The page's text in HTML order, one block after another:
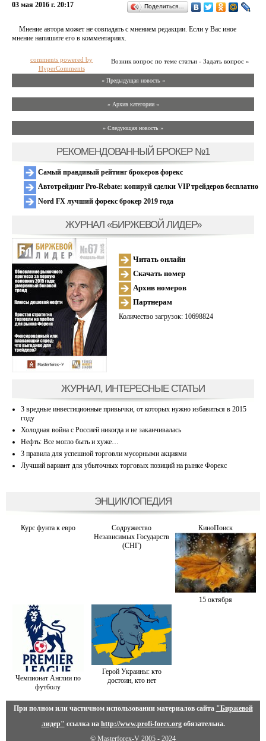
03 мая 2016 г. 20:17 Поделиться…
Мнение автора может не совпадать с мнением редакции. Если у Вас иное
мнение напишите его в комментариях.
Возник вопрос по теме статьи - Задать вопрос »
comments powered by
HyperComments
« Предыдущая новость «
» Архив категории «
» Следующая новость »
РЕКОМЕНДОВАННЫЙ БРОКЕР №1
Самый правдивый рейтинг брокеров форекс
Автотрейдинг Pro-Rebate: копируй сделки VIP трейдеров бесплатно
Nord FX лучший форекс брокер 2019 года
ЖУРНАЛ «БИРЖЕВОЙ ЛИДЕР»
Читать онлайн
Скачать номер
Архив номеров
Партнерам
Количество загрузок: 10698824
ЖУРНАЛ, ИНТЕРЕСНЫЕ СТАТЬИ
3 вредные инвестиционные привычки, от которых нужно избавиться в 2015
году
Холодная война с Россией никогда и не заканчивалась
Нефть: Все могло быть и хуже…
3 правила для успешной торговли мусорными акциями
Лучший вариант для убыточных торговых позиций на рынке Форекс
ЭНЦИКЛОПЕДИЯ
Курс фунта к евро
Содружество
Независимых Государств
(СНГ)
КиноПоиск
15 октября
Чемпионат Англии по
футболу
Герой Украины: кто
достоин, кто нет
При полном или частичном использовании материалов сайта "Биржевой
лидер" ссылка на http://www.profi-forex.orgобязательна.
© Masterforex-V 2005 - 2024